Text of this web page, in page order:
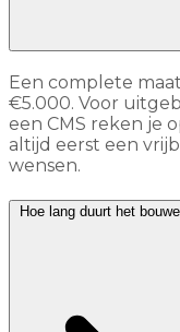
Een complete
€5.000. Voor
een CMS reken je
altijd eerst een
wensen.
Hoe lang